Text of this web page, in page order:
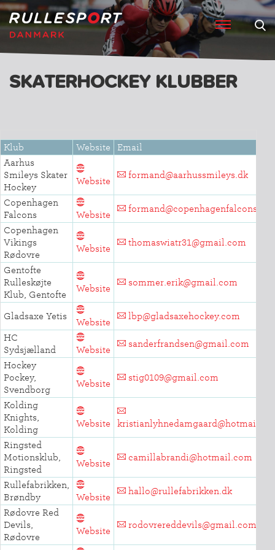
INDMELDELSE
SKATERHOCKEY KLUBBER
Klub Website
Email
Aarhus
Smileys Skater
Hockey
Website
formand@aarhussmileys.dk
Copenhagen
Falcons
Website
formand@copenhagenfalcons.dk
Copenhagen
Vikings
Rødovre
Website
thomaswiatr31@gmail.com
Gentofte
Rulleskøjte
Klub, Gentofte
Website
sommer.erik@gmail.com
Gladsaxe Yetis
Website
lbp@gladsaxehockey.com
HC
Sydsjælland
Website
sanderfrandsen@gmail.com
Hockey
Pockey,
Svendborg
Website
stig0109@gmail.com
Kolding
Knights,
Kolding
Website
Ringsted
Motionsklub,
Ringsted
Website
camillabrandi@hotmail.com
Rullefabrikken,
Brøndby
Website
hallo@rullefabrikken.dk
Rødovre Red
Devils,
Rødovre
Website
rodovrereddevils@gmail.com